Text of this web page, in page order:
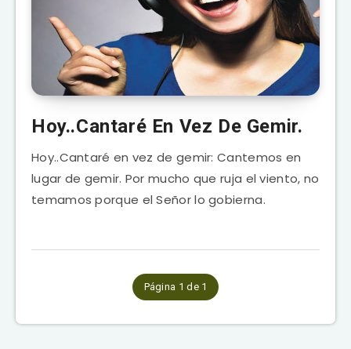
Hoy..Cantaré En Vez De Gemir.
Hoy..Cantaré en vez de gemir: Cantemos en
lugar de gemir. Por mucho que ruja el viento, no
temamos porque el Señor lo gobierna.
Página 1 de 1